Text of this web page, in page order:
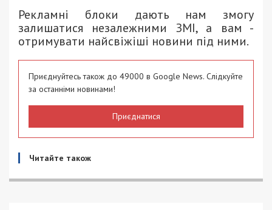
Рекламні блоки дають нам змогу
залишатися незалежними ЗМІ, а вам -
отримувати найсвіжіші новини під ними.
Приєднуйтесь також до 49000 в Google News. Слідкуйте
за останніми новинами!
Приєднатися
Читайте також